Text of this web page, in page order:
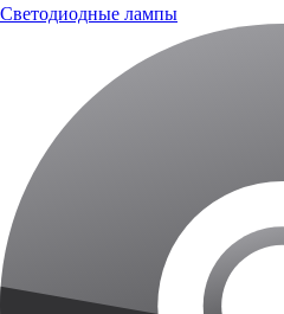
Светодиодные лампы